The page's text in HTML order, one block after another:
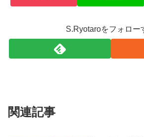
S.Ryotaroをフォロー
関連記事